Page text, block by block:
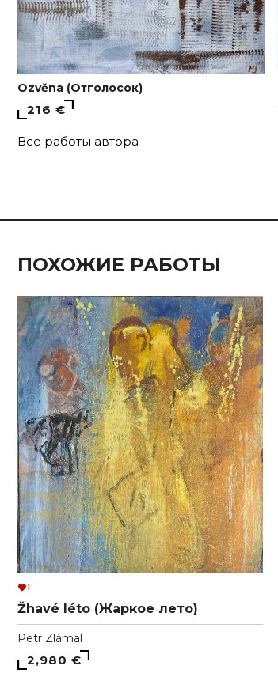
Ozvěna (Отголосок)
216 €
Все работы автора
ПОХОЖИЕ РАБОТЫ
1
Žhavé léto (Жаркое лето)
Petr Zlámal
2,980 €